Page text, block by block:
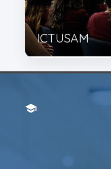
ICTUSAM
school